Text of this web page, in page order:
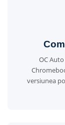
OC
versiunea